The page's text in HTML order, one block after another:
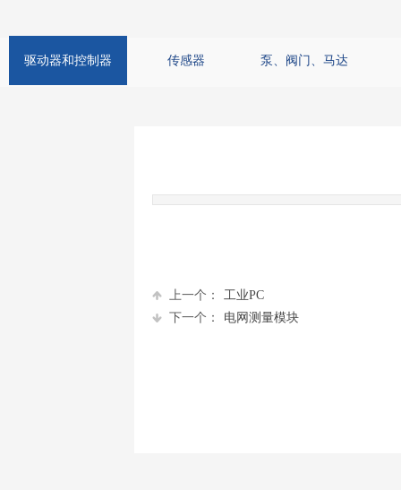
驱动器和控制器 传感器 泵、阀门、马达
上一个：
工业PC
下一个：
电网测量模块